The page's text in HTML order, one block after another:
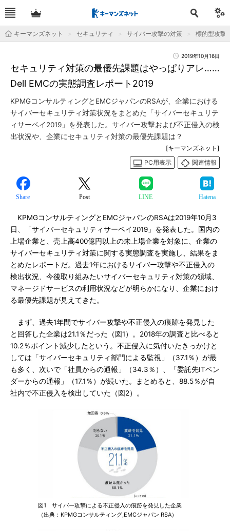
キーマンズネット セキュリティ サイバー攻撃の対策 標的型攻撃
2019年10月16日
セキュリティ対策の最優先課題はやっぱりアレ……
Dell EMCの実態調査レポート2019
KPMGコンサルティングとEMCジャパンのRSAが、企業における
サイバーセキュリティ対策状況をまとめた「サイバーセキュリテ
ィサーベイ2019」を発表した。サイバー攻撃および不正侵入の検
出状況や、企業にセキュリティ対策の最優先課題は？
[キーマンズネット]
PC用表示
関連情報
Share Post LINE Hatena
KPMGコンサルティングとEMCジャパンのRSAは2019年10月3
日、「サイバーセキュリティサーベイ2019」を発表した。国内の
上場企業と、売上高400億円以上の未上場企業を対象に、企業の
サイバーセキュリティ対策に関する実態調査を実施し、結果をま
とめたレポートだ。過去1年におけるサイバー攻撃や不正侵入の
検出状況、今後取り組みたいサイバーセキュリティ対策の領域、
マネージドサービスの利用状況などが明らかになり、企業におけ
る最優先課題が見えてきた。
まず、過去1年間でサイバー攻撃や不正侵入の痕跡を発見した
と回答した企業は21.1％だった（図1）。2018年の調査と比べると
10.2％ポイント減少したという。不正侵入に気付いたきっかけと
しては「サイバーセキュリティ部門による監視」（37.1％）が最
も多く、次いで「社員からの通報」（34.3％）、「委託先ITベン
ダーからの通報」（17.1％）が続いた。まとめると、88.5％が自
社内で不正侵入を検出していた（図2）。
図1 サイバー攻撃による不正侵入の痕跡を発見した企業
（出典：KPMGコンサルティング,EMCジャパン RSA）